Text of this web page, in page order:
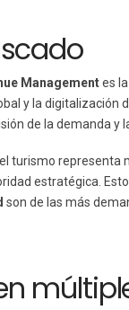
Managementes la
y la digitalización
de la demanda y
turismo representa
estratégica.
son de las más